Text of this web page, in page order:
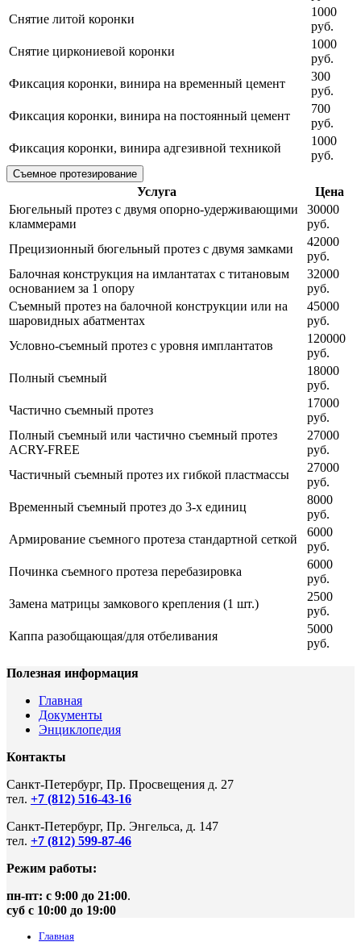
Снятие литой коронки
1000
руб.
Снятие циркониевой коронки
1000
руб.
Фиксация коронки, винира на временный цемент
300
руб.
Фиксация коронки, винира на постоянный цемент
700
руб.
Фиксация коронки, винира адгезивной техникой
1000
руб.
Съемное протезирование
Услуга
Цена
Бюгельный протез с двумя опорно-удерживающими
кламмерами
30000
руб.
Прецизионный бюгельный протез с двумя замками
42000
руб.
Балочная конструкция на имлантатах с титановым
основанием за 1 опору
32000
руб.
Съемный протез на балочной конструкции или на
шаровидных абатментах
45000
руб.
Условно-съемный протез с уровня имплантатов
120000
руб.
Полный съемный
18000
руб.
Частично съемный протез
17000
руб.
Полный съемный или частично съемный протез
ACRY-FREE
27000
руб.
Частичный съемный протез их гибкой пластмассы
27000
руб.
Временный съемный протез до 3-х единиц
8000
руб.
Армирование съемного протеза стандартной сеткой
6000
руб.
Починка съемного протеза перебазировка
6000
руб.
Замена матрицы замкового крепления (1 шт.)
2500
руб.
Каппа разобщающая/для отбеливания
5000
руб.
Полезная информация
Главная
Документы
Энциклопедия
Контакты
Санкт-Петербург, Пр. Просвещения д. 27
тел. +7 (812) 516-43-16
Санкт-Петербург, Пр. Энгельса, д. 147
тел. +7 (812) 599-87-46
Режим работы:
пн-пт: с 9:00 до 21:00.
суб с 10:00 до 19:00
Главная